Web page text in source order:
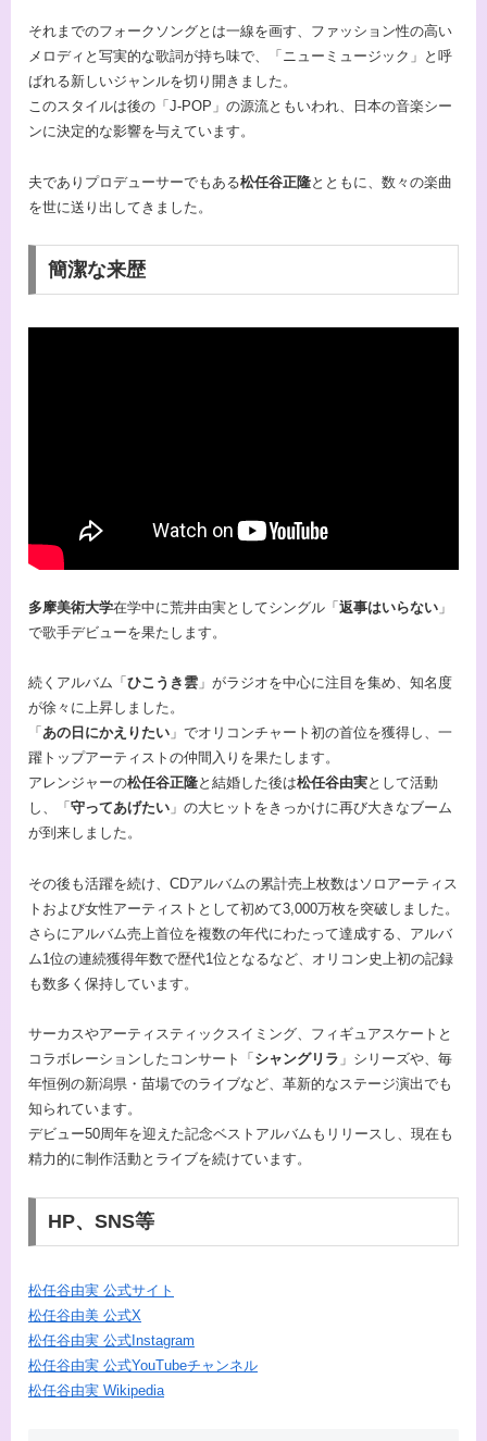
それまでのフォークソングとは一線を画す、ファッション性の高い
メロディと写実的な歌詞が持ち味で、「ニューミュージック」と呼
ばれる新しいジャンルを切り開きました。
このスタイルは後の「J-POP」の源流ともいわれ、日本の音楽シー
ンに決定的な影響を与えています。
夫でありプロデューサーでもある松任谷正隆とともに、数々の楽曲
を世に送り出してきました。
簡潔な来歴
多摩美術大学在学中に荒井由実としてシングル「 返事はいらない 」
で歌手デビューを果たします。
続くアルバム「 ひこうき雲 」がラジオを中心に注目を集め、知名度
が徐々に上昇しました。
「 あの日にかえりたい 」でオリコンチャート初の首位を獲得し、一
躍トップアーティストの仲間入りを果たします。
アレンジャーの松任谷正隆と結婚した後は松任谷由実として活動
し、「 守ってあげたい 」の大ヒットをきっかけに再び大きなブーム
が到来しました。
その後も活躍を続け、CDアルバムの累計売上枚数はソロアーティス
トおよび女性アーティストとして初めて3,000万枚を突破しました。
さらにアルバム売上首位を複数の年代にわたって達成する、アルバ
ム1位の連続獲得年数で歴代1位となるなど、オリコン史上初の記録
も数多く保持しています。
サーカスやアーティスティックスイミング、フィギュアスケートと
コラボレーションしたコンサート「 シャングリラ 」シリーズや、毎
年恒例の新潟県・苗場でのライブなど、革新的なステージ演出でも
知られています。
デビュー50周年を迎えた記念ベストアルバムもリリースし、現在も
精力的に制作活動とライブを続けています。
HP、SNS等
松任谷由実 公式サイト
松任谷由美 公式X
松任谷由実 公式Instagram
松任谷由実 公式YouTubeチャンネル
松任谷由実 Wikipedia